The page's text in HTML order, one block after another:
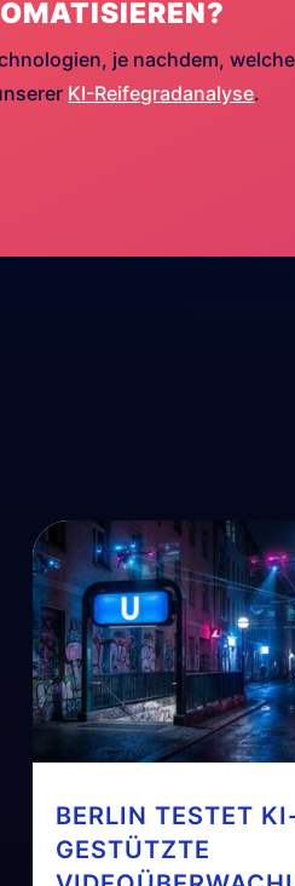
je nachdem,
KI-Reifegradanalyse.
BERLIN TESTET
GESTÜTZTE